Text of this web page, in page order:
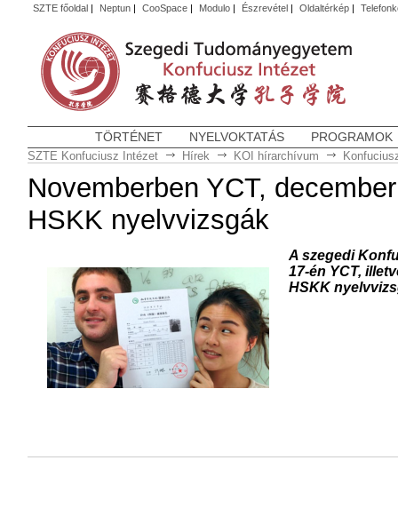
SZTE főoldal| Neptun| CooSpace| Modulo| Észrevétel| Oldaltérkép|
TÖRTÉNET NYELVOKTATÁS PROGRAMOK
SZTE Konfuciusz Intézet Hírek KOI hírarchívum
Novemberben YCT,
HSKK nyelvvizsgák
A szegedi
17-én YCT,
HSKK